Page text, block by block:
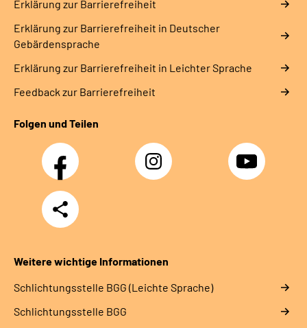
Erklärung zur Barrierefreiheit
Erklärung zur Barrierefreiheit in Deutscher
Gebärdensprache
Erklärung zur Barrierefreiheit in Leichter Sprache
Feedback zur Barrierefreiheit
Folgen und Teilen
Facebook Instagram YouTube
Teilen
Weitere wichtige Informationen
Schlich­tungs­stel­le BGG (Leichte Sprache)
Schlich­tungs­stel­le BGG